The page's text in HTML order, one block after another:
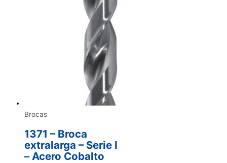
Brocas
1371 – Broca
extralarga – Serie I
– Acero Cobalto